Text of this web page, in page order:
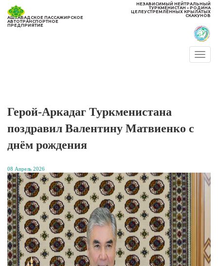
АШХАБАДСКОЕ ПАССАЖИРСКОЕ
АВТОТРАНСПОРТНОЕ
ПРЕДПРИЯТИЕ
НЕЗАВИСИМЫЙ НЕЙТРАЛЬНЫЙ
ТУРКМЕНИСТАН – РОДИНА
ЦЕЛЕУСТРЕМЛЁННЫХ КРЫЛАТЫХ
СКАКУНОВ
Герой-Аркадаг Туркменистана
поздравил Валентину Матвиенко с
днём рождения
08 Апрель 2026